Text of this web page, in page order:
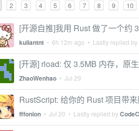
2 3 4 5 6 7 8 9 10
[开源自推]我用 Rust 做了一个约
kuliantnt • 6h 12m ago • Lastly replied by
[开源] rload: 仅 3.5MB 内存，原
ZhaoWenhao • Jul 29
RustScript: 给你的 Rust 项目带
fffonion • Jul 20 • Lastly replied by